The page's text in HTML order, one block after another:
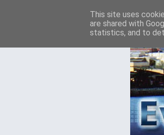
This site uses
are shared with
statistics, and to